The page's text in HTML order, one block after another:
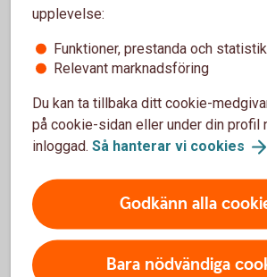
Ange om du ska gå in med
mycket
Värdet av kontantinsatsen är20 %
Återbetalningstid
24 månader
upplevelse:
Funktioner, prestanda och statistik
Relevant marknadsföring
Du kan ta tillbaka ditt cookie-
på cookie-sidan eller under din profil
inloggad. Så hanterar vi cookies
Godkänn alla
Bara nödvändiga